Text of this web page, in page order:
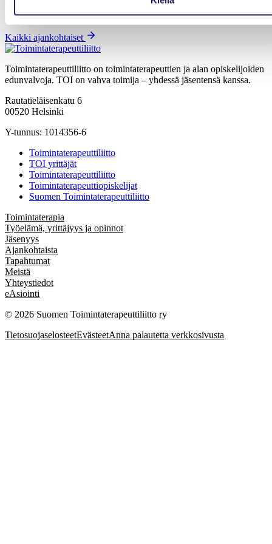
kehittämiseen, mutta unohtaa alanvaihtajat
Kaikki ajankohtaiset
Toimintaterapeuttiliitto on toimintaterapeuttien ja alan opiskelijoiden
edunvalvoja. TOI on vahva toimija – yhdessä jäsentensä kanssa.
Rautatieläisenkatu 6
00520 Helsinki
Y-tunnus: 1014356-6
Toimintaterapeuttiliitto
TOI yrittäjät
Toimintaterapeuttiliitto
Toimintaterapeuttiopiskelijat
Suomen Toimintaterapeuttiliitto
Toimintaterapia
Työelämä, yrittäjyys ja opinnot
Jäsenyys
Ajankohtaista
Tapahtumat
Meistä
Yhteystiedot
eAsiointi
© 2026 Suomen Toimintaterapeuttiliitto ry
TietosuojaselosteetEvästeetAnna palautetta verkkosivusta